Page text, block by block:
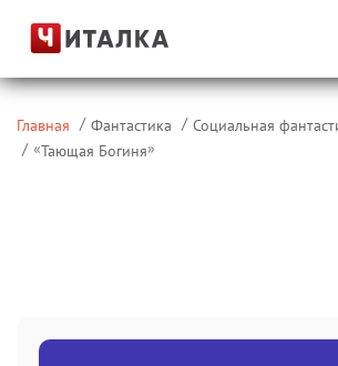
Главная Фантастика
Социальная
«Тающая Богиня»